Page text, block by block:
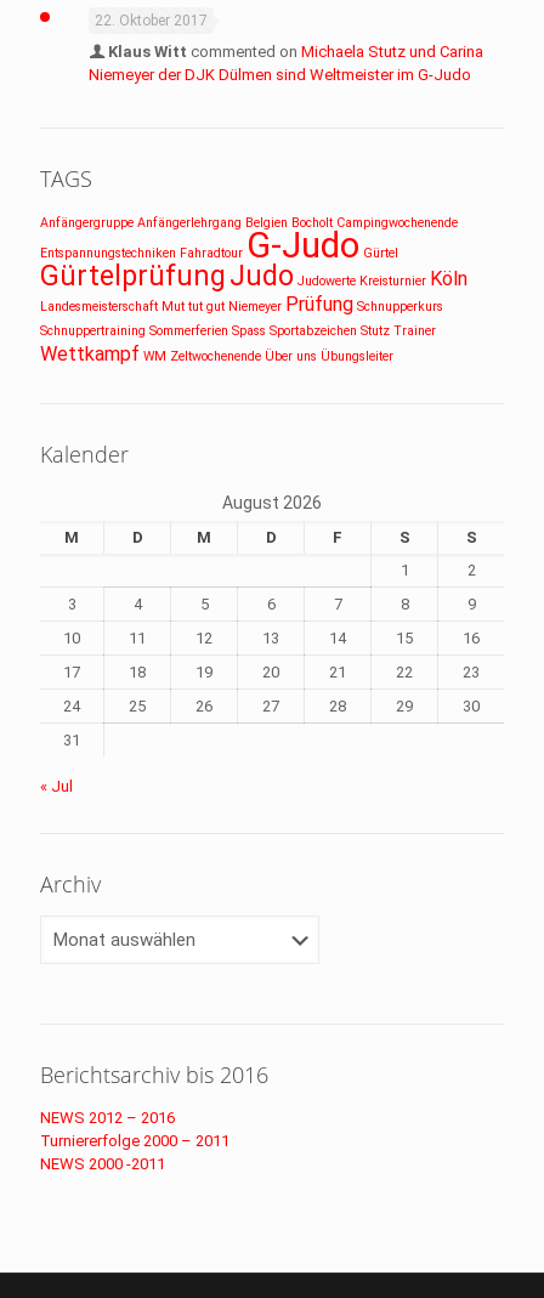
22. Oktober 2017
Klaus Witt commented on Michaela Stutz und Carina
Niemeyer der DJK Dülmen sind Weltmeister im G-Judo
TAGS
Anfängergruppe Anfängerlehrgang Belgien Bocholt Campingwochenende
Entspannungstechniken Fahradtour G-Judo Gürtel
GürtelprüfungJudo Judowerte Kreisturnier Köln
Landesmeisterschaft Mut tut gut Niemeyer Prüfung Schnupperkurs
Schnuppertraining Sommerferien Spass Sportabzeichen Stutz Trainer
Wettkampf WM Zeltwochenende Über uns Übungsleiter
Kalender
August 2026
M D M D F S
S
1
2
3
4 5 6 7 8
9
10
11 12 13 14 15
16
17
18 19 20 21 22
23
24
25 26 27 28 29
30
31
« Jul
Archiv
Berichtsarchiv bis 2016
NEWS 2012 – 2016
Turniererfolge 2000 – 2011
NEWS 2000 -2011